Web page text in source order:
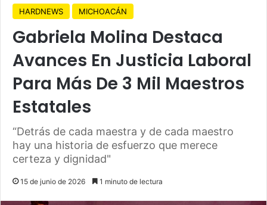
HARDNEWS MICHOACÁN
Gabriela Molina Destaca
Avances En Justicia Laboral
Para Más De 3 Mil Maestros
Estatales
“Detrás de cada maestra y de cada maestro
hay una historia de esfuerzo que merece
certeza y dignidad"
15 de junio de 2026 1 minuto de lectura